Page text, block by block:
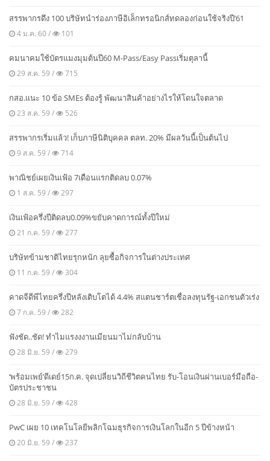
สรรพากรดึง 100 บริษัทนำร่องภาษีอิเล็กทรอนิกส์ทดลองก่อนใช้จริงปี’61
4 ม.ค. 60 / 101
คมนาคมใช้บัตรแมงมุมต้นปี60 M-Pass/Easy Passเริ่มตุลานี้
29 ส.ค. 59 / 715
กสอ.แนะ 10 ข้อ SMEs ต้องรู้ พัฒนาสินค้าอย่างไรให้โดนใจตลาด
23 ส.ค. 59 / 526
สรรพากรเริ่มแล้ว! เก็บภาษีนิติบุคคล ตลท. 20% มีผลวันนี้เป็นต้นไป
9 ส.ค. 59 / 714
พาณิชย์เผยเงินเฟ้อ 7เดือนแรกติดลบ 0.07%
1 ส.ค. 59 / 297
เงินเฟ้อครึ่งปีติดลบ0.09%ขยับคาดการณ์ทั้งปีใหม่
21 ก.ค. 59 / 277
บริษัทข้ามชาติไทยรุกหนัก ลุยซื้อกิจการในต่างประเทศ
11 ก.ค. 59 / 304
คาดจีดีพีไทยครึ่งปีหลังเติบโตได้ 4.4% สแตนชาร์ตเชื่อลงทุนรัฐ-เอกชนตัวเร่ง
7 ก.ค. 59 / 282
ฟังชัด..ชัด! ทำไมแรงงงานเมียนมาไม่กลับบ้าน
28 มิ.ย. 59 / 279
‘พร้อมเพย์’ดีเดย์15ก.ค. จุดเปลี่ยนวิถีชีวิตคนไทย รับ-โอนเงินผ่านเบอร์มือถือ-
บัตรประชาชน
28 มิ.ย. 59 / 428
PwC เผย 10 เทคโนโลยีพลิกโฉมธุรกิจการเงินโลกในอีก 5 ปีข้างหน้า
20 มิ.ย. 59 / 237